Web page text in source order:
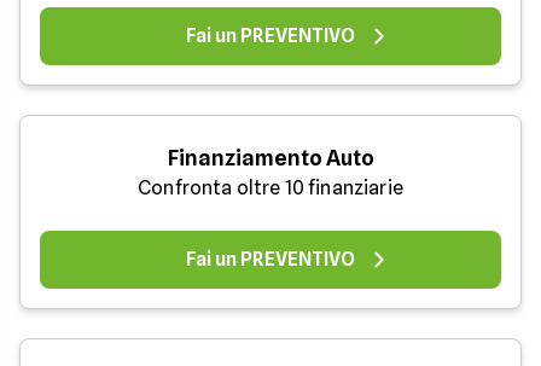
Fai un PREVENTIVO
Finanziamento Auto
Confronta oltre 10 finanziarie
Fai un PREVENTIVO